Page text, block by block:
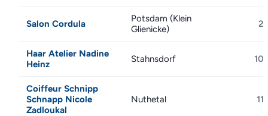
Salon Cordula
Potsdam (Klein
Glienicke)
2
Haar Atelier Nadine
Heinz
Stahnsdorf 10
Coiffeur Schnipp
Schnapp Nicole
Zadloukal
Nuthetal 11